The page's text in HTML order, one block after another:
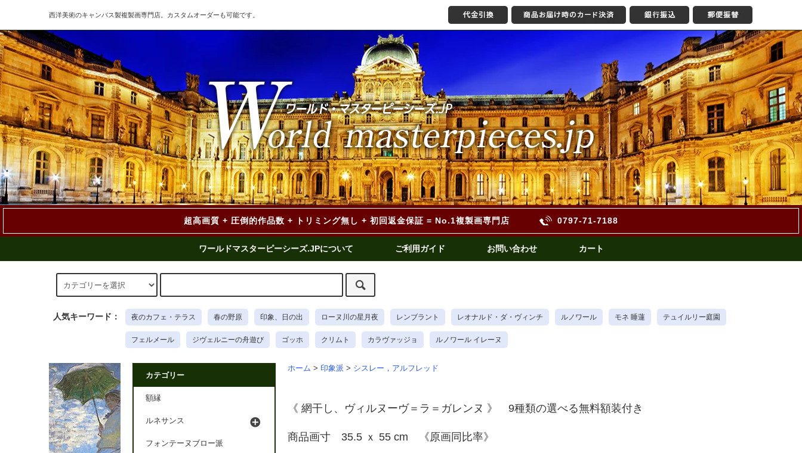
西洋美術のキャンバス製複製画専門店。カスタムオーダーも可能です。
超高画質 + 圧倒的作品数 + トリミング無し + 初回返金保証 = No.1複製画専門店 0797-71-7188
ワールドマスターピーシーズ.JPについて ご利用ガイド お問い合わせ カート
人気キーワード： 夜のカフェ・テラス 春の野原 印象、日の出 ローヌ川の星月夜 レンブラント レオナルド・ダ・ヴィンチ ルノワール モネ 睡蓮 テュイルリー庭園
フェルメール ジヴェルニーの舟遊び ゴッホ クリムト カラヴァッジョ ルノワール イレーヌ
ホーム > 印象派 > シスレー，アルフレッド
《 網干し、ヴィルヌーヴ＝ラ＝ガレンヌ 》 9種類の選べる無料額装付き
商品画寸 35.5 ｘ 55 cm 《原画同比率》
カテゴリー
額縁
ルネサンス
フォンテーヌブロー派